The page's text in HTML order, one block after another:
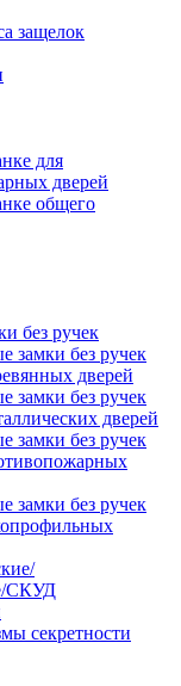
защелок
для
дверей
общего
без ручек
замки без ручек
дверей
замки без ручек
дверей
замки без ручек
замки без ручек
СКУД
секретности